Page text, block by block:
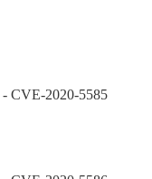
- CVE-2020-5585